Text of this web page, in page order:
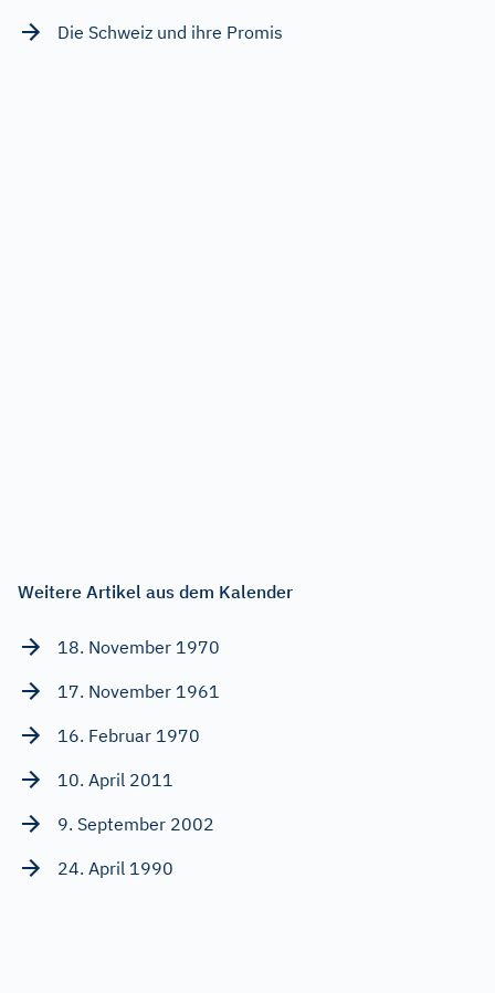
Die Schweiz und ihre Promis
Weitere Artikel aus dem Kalender
18. November 1970
17. November 1961
16. Februar 1970
10. April 2011
9. September 2002
24. April 1990